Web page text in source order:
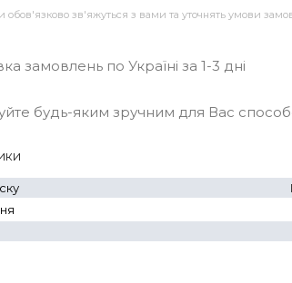
зв'яжуться з вами та уточнять умови
замовлень по Україні за 1-3 дні
будь-яким зручним для Вас